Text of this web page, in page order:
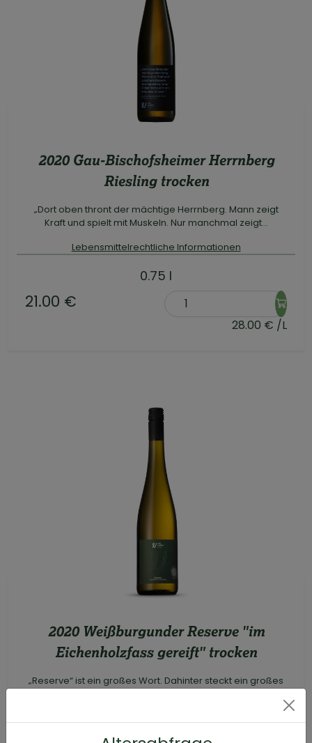
2020 Gau-Bischofsheimer Herrnberg
Riesling trocken
„Dort oben thront der mächtige Herrnberg. Mann zeigt
Kraft und spielt mit Muskeln. Nur manchmal zeigt...
Lebensmittelrechtliche Informationen
0.75 l
21.00 €
28.00 € /L
2020 Weißburgunder Reserve "im
Eichenholzfass gereift" trocken
„Reserve“ ist ein großes Wort. Dahinter steckt ein großes